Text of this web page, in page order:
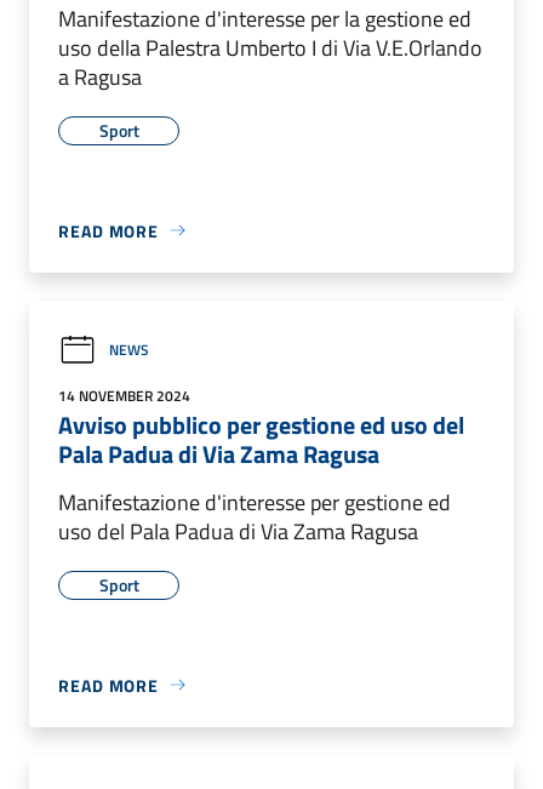
Manifestazione d'interesse per la gestione ed
uso della Palestra Umberto I di Via V.E.Orlando
a Ragusa
Sport
READ MORE
NEWS
14 NOVEMBER 2024
Avviso pubblico per gestione ed uso del
Pala Padua di Via Zama Ragusa
Manifestazione d'interesse per gestione ed
uso del Pala Padua di Via Zama Ragusa
Sport
READ MORE